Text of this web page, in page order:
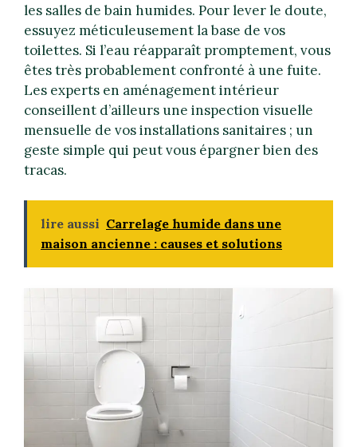
les salles de bain humides. Pour lever le doute,
essuyez méticuleusement la base de vos
toilettes. Si l’eau réapparaît promptement, vous
êtes très probablement confronté à une fuite.
Les experts en aménagement intérieur
conseillent d’ailleurs une inspection visuelle
mensuelle de vos installations sanitaires ; un
geste simple qui peut vous épargner bien des
tracas.
lire aussi Carrelage humide dans une
maison ancienne : causes et solutions